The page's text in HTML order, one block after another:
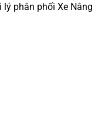
phân phối Xe Nâng